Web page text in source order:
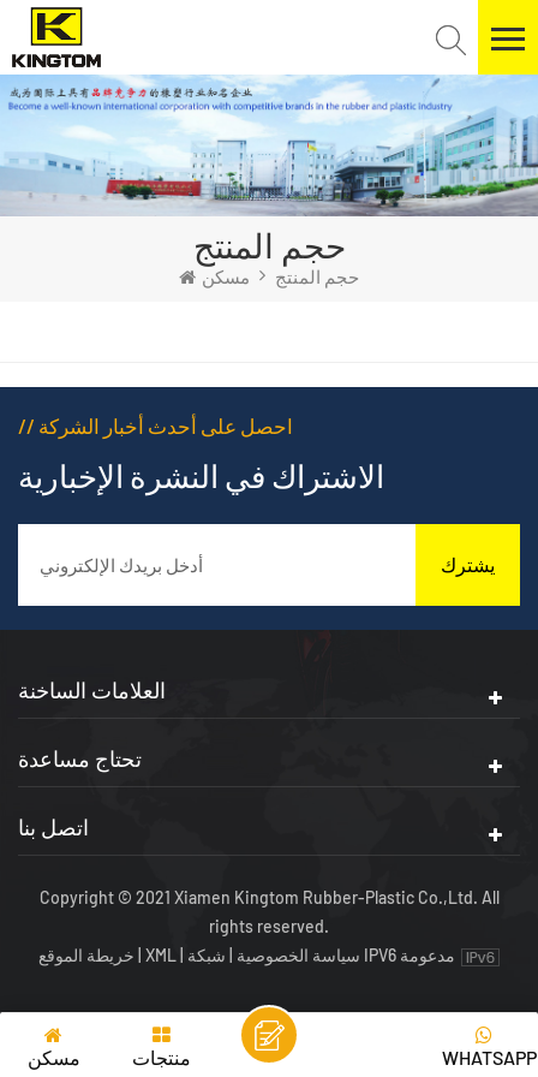
حجم المنتج
مسكن حجم المنتج
// احصل على أحدث أخبار الشركة
الاشتراك في النشرة الإخبارية
يشترك
العلامات الساخنة
تحتاج مساعدة
اتصل بنا
Copyright © 2021 Xiamen Kingtom Rubber-Plastic Co.,Ltd. All
rights reserved.
XML سياسة الخصوصية شبكة IPV6 مدعومة
مسكن منتجات WHATSAPP